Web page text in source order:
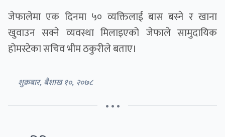
जेफालेमा एक दिनमा ५० व्यक्तिलाई बास बस्ने र खाना
खुवाउन सक्ने व्यवस्था मिलाइएको जेफाले सामुदायिक
होमस्टेका सचिव भीम ठकुरीले बताए।
शुक्रबार, बैशाख १०, २०७८
• • •